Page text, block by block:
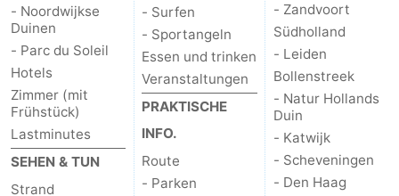
- Noordwijkse
Duinen
- Parc du Soleil
Hotels
Zimmer (mit
Frühstück)
Lastminutes
SEHEN & TUN
Strand
- Surfen
- Sportangeln
Essen und trinken
Veranstaltungen
PRAKTISCHE
INFO.
Route
- Parken
- Zandvoort
Südholland
- Leiden
Bollenstreek
- Natur Hollands
Duin
- Katwijk
- Scheveningen
- Den Haag